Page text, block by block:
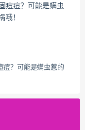
痘？可能是螨虫惹的